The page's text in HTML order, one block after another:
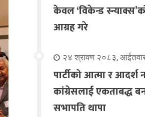
केवल ‘विकेन्ड
आग्रह गरे
२४ श्रावण २०८३,
पार्टीको आत्मा र आदर्श
कांग्रेसलाई एकताबद्ध
सभापति थापा